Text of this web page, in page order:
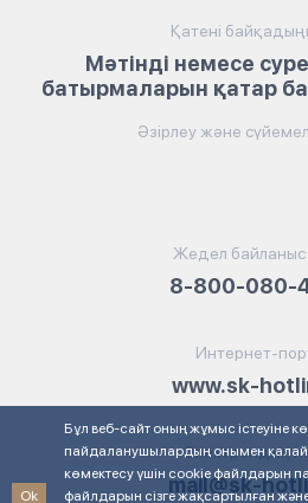
Қатені
Мәтінді немесе
батырмаларын қатар
Әзірлеу және
Жедел байланыс
8-800-080-
Интернет-
www.sk-
Электрондық
mail@sk-
Ok
Бұл веб-сайт оның жұмыс істеуіне
пайдаланушылардың онымен қалай
көмектесу үшін cookie файлдарын
файлдарын сізге жақсартылған